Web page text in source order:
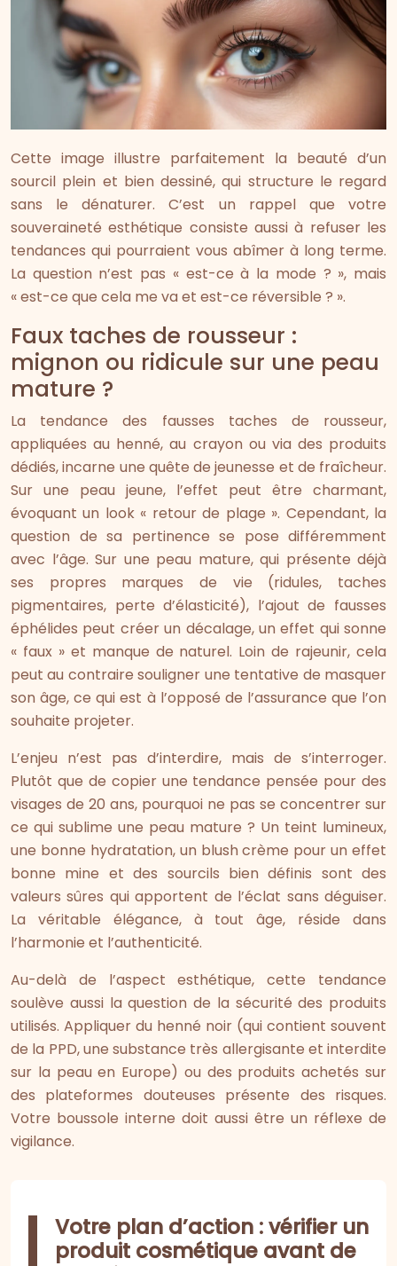
Cette image illustre parfaitement la beauté d’un
sourcil plein et bien dessiné, qui structure le regard
sans le dénaturer. C’est un rappel que votre
souveraineté esthétique consiste aussi à refuser les
tendances qui pourraient vous abîmer à long terme.
La question n’est pas « est-ce à la mode ? », mais
« est-ce que cela me va et est-ce réversible ? ».
Faux taches de rousseur :
mignon ou ridicule sur une peau
mature ?
La tendance des fausses taches de rousseur,
appliquées au henné, au crayon ou via des produits
dédiés, incarne une quête de jeunesse et de fraîcheur.
Sur une peau jeune, l’effet peut être charmant,
évoquant un look « retour de plage ». Cependant, la
question de sa pertinence se pose différemment
avec l’âge. Sur une peau mature, qui présente déjà
ses propres marques de vie (ridules, taches
pigmentaires, perte d’élasticité), l’ajout de fausses
éphélides peut créer un décalage, un effet qui sonne
« faux » et manque de naturel. Loin de rajeunir, cela
peut au contraire souligner une tentative de masquer
son âge, ce qui est à l’opposé de l’assurance que l’on
souhaite projeter.
L’enjeu n’est pas d’interdire, mais de s’interroger.
Plutôt que de copier une tendance pensée pour des
visages de 20 ans, pourquoi ne pas se concentrer sur
ce qui sublime une peau mature ? Un teint lumineux,
une bonne hydratation, un blush crème pour un effet
bonne mine et des sourcils bien définis sont des
valeurs sûres qui apportent de l’éclat sans déguiser.
La véritable élégance, à tout âge, réside dans
l’harmonie et l’authenticité.
Au-delà de l’aspect esthétique, cette tendance
soulève aussi la question de la sécurité des produits
utilisés. Appliquer du henné noir (qui contient souvent
de la PPD, une substance très allergisante et interdite
sur la peau en Europe) ou des produits achetés sur
des plateformes douteuses présente des risques.
Votre boussole interne doit aussi être un réflexe de
vigilance.
Votre plan d’action : vérifier un
produit cosmétique avant de